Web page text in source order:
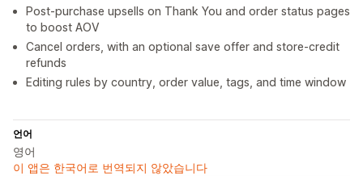
Post-purchase upsells on Thank You and order status pages
to boost AOV
Cancel orders, with an optional save offer and store-credit
refunds
Editing rules by country, order value, tags, and time window
언어
영어
이 앱은 한국어로 번역되지 않았습니다